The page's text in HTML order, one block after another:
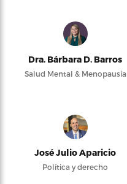
Dra. Bárbara D. Barros
Salud Mental & Menopausia
José Julio Aparicio
Política y derecho